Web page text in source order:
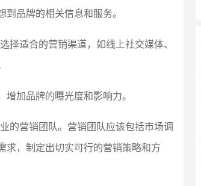
品牌的相关信息和服务。
适合的营销渠道，如线上社交媒体、
加品牌的曝光度和影响力。
的营销团队。营销团队应该包括市场调
求，制定出切实可行的营销策略和方